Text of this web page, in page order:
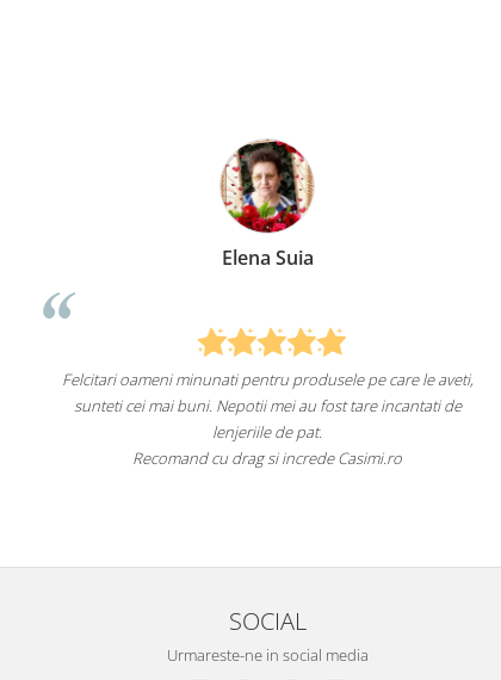
Elena Suia
Felcitari oameni minunati pentru produsele pe care le aveti,
sunteti cei mai buni. Nepotii mei au fost tare incantati de
lenjeriile de pat.
Recomand cu drag si increde Casimi.ro
SOCIAL
Urmareste-ne in social media